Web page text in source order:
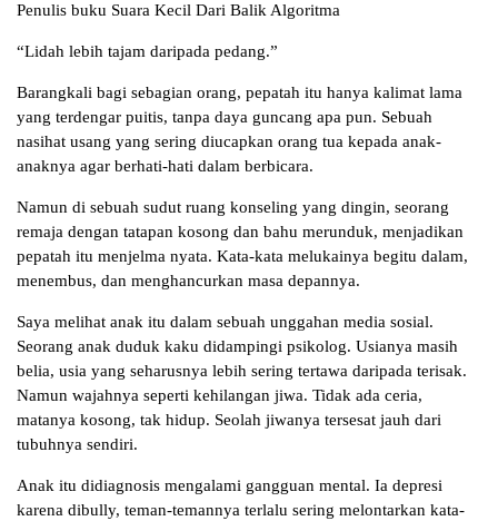
Penulis buku Suara Kecil Dari Balik Algoritma
“Lidah lebih tajam daripada pedang.”
Barangkali bagi sebagian orang, pepatah itu hanya kalimat lama
yang terdengar puitis, tanpa daya guncang apa pun. Sebuah
nasihat usang yang sering diucapkan orang tua kepada anak-
anaknya agar berhati-hati dalam berbicara.
Namun di sebuah sudut ruang konseling yang dingin, seorang
remaja dengan tatapan kosong dan bahu merunduk, menjadikan
pepatah itu menjelma nyata. Kata-kata melukainya begitu dalam,
menembus, dan menghancurkan masa depannya.
Saya melihat anak itu dalam sebuah unggahan media sosial.
Seorang anak duduk kaku didampingi psikolog. Usianya masih
belia, usia yang seharusnya lebih sering tertawa daripada terisak.
Namun wajahnya seperti kehilangan jiwa. Tidak ada ceria,
matanya kosong, tak hidup. Seolah jiwanya tersesat jauh dari
tubuhnya sendiri.
Anak itu didiagnosis mengalami gangguan mental. Ia depresi
karena dibully, teman-temannya terlalu sering melontarkan kata-